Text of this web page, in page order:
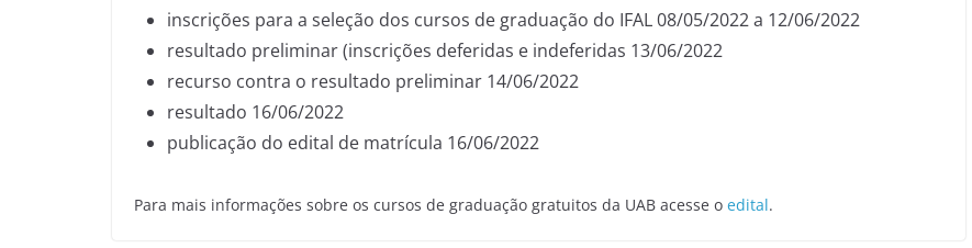
inscrições para a seleção dos cursos de graduação do IFAL 08/05/2022 a 12/06/2022
resultado preliminar (inscrições deferidas e indeferidas 13/06/2022
recurso contra o resultado preliminar 14/06/2022
resultado 16/06/2022
publicação do edital de matrícula 16/06/2022
Para mais informações sobre os cursos de graduação gratuitos da UAB acesse o edital.